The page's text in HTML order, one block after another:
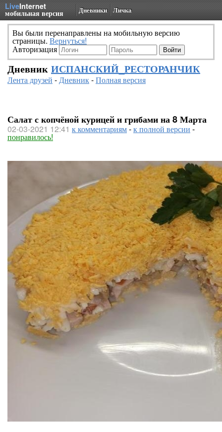
LiveInternet
мобильная версия Дневники Личка
Вы были перенаправлены на мобильную версию
страницы. Вернуться!
Авторизация
Дневник ИСПАНСКИЙ_РЕСТОРАНЧИК
Лента друзей -Дневник-Полная версия
Салат с копчёной курицей и грибами на 8 Марта
02-03-2021 12:41 к комментариям-к полной версии -
понравилось!